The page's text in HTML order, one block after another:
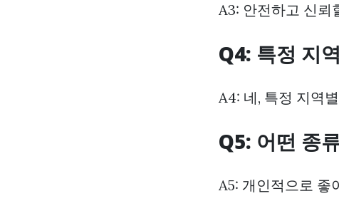
A3: 안전하고 신뢰
Q4: 특정 지
A4: 네, 특정 지역
Q5: 어떤 종
A5: 개인적으로 좋